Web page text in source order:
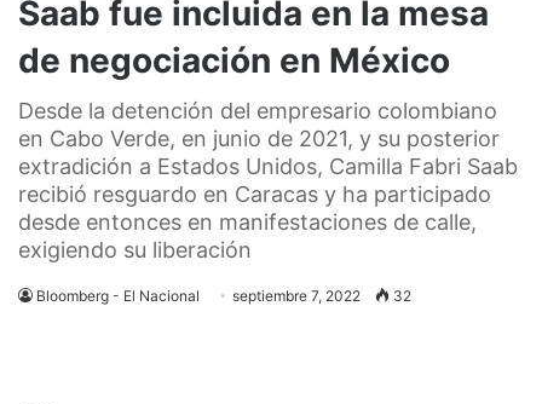
Saab fue incluida en la mesa
de negociación en México
Desde la detención del empresario colombiano
en Cabo Verde, en junio de 2021, y su posterior
extradición a Estados Unidos, Camilla Fabri Saab
recibió resguardo en Caracas y ha participado
desde entonces en manifestaciones de calle,
exigiendo su liberación
Bloomberg - El Nacional septiembre 7, 2022 32